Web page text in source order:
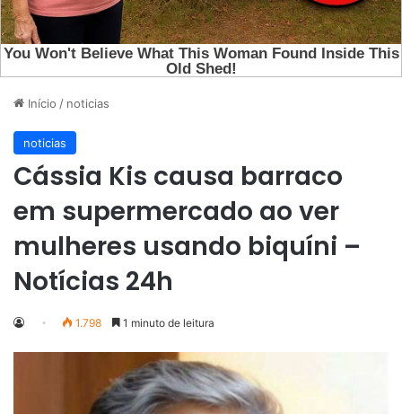
Início / noticias
noticias
Cássia Kis causa barraco
em supermercado ao ver
mulheres usando biquíni –
Notícias 24h
1.798 1 minuto de leitura